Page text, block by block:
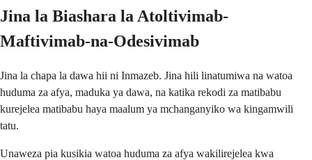
Jina la Biashara la Atoltivimab-
Maftivimab-na-Odesivimab
Jina la chapa la dawa hii ni Inmazeb. Jina hili linatumiwa na watoa
huduma za afya, maduka ya dawa, na katika rekodi za matibabu
kurejelea matibabu haya maalum ya mchanganyiko wa kingamwili
tatu.
Unaweza pia kusikia watoa huduma za afya wakilirejelea kwa